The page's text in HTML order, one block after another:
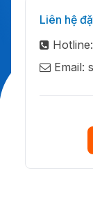
Liên hệ
Email: